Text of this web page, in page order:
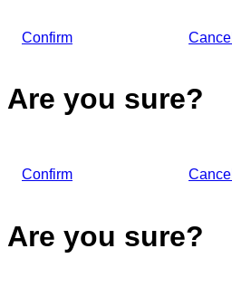
Confirm Cancel
Are you sure?
Confirm Cancel
Are you sure?